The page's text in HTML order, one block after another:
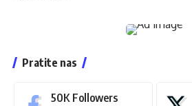
Pratite nas
50K Followers